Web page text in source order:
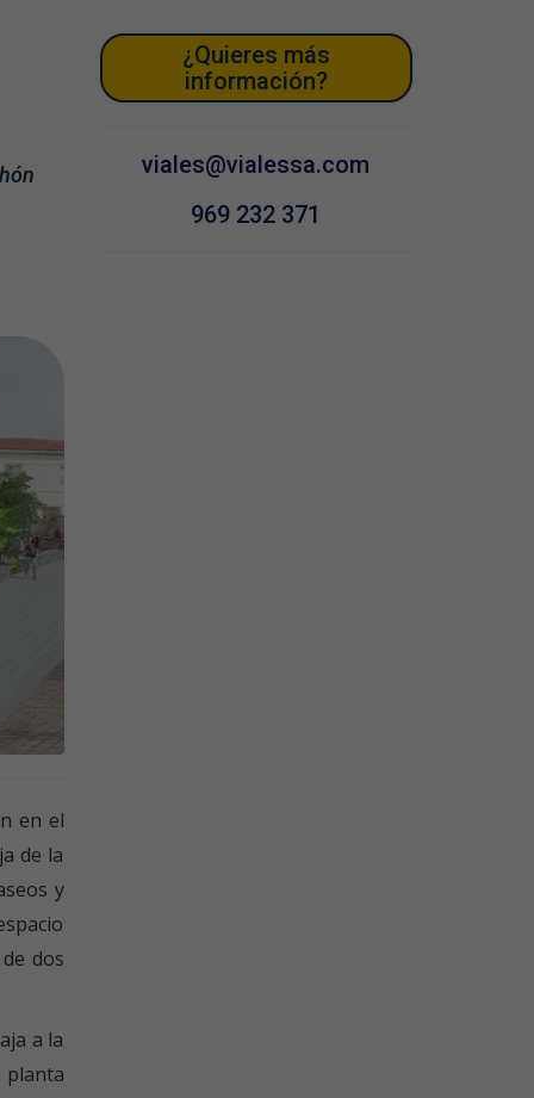
en el
de la
y
dos
a la
planta
¿Quieres más
información?
viales@vialessa.com
969 232 371